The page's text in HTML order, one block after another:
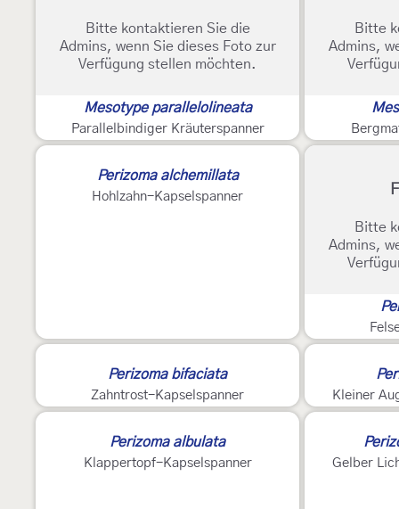
Bitte kontaktieren Sie die
Admins, wenn Sie dieses Foto zur
Verfügung stellen möchten.
Mesotype parallelolineata
Parallelbindiger Kräuterspanner
Bitte
Admins,
Perizoma alchemillata
Hohlzahn-Kapselspanner
Bitte
Admins,
Perizoma bifaciata
Zahntrost-Kapselspanner Kleiner
Perizoma albulata
Klappertopf-Kapselspanner Gelber